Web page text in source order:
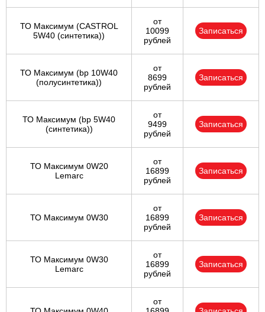
ТО Максимум (CASTROL
5W40 (синтетика))
от
10099
рублей
Записаться
ТО Максимум (bp 10W40
(полусинтетика))
от
8699
рублей
Записаться
ТО Максимум (bp 5W40
(синтетика))
от
9499
рублей
Записаться
ТО Максимум 0W20
Lemarc
от
16899
рублей
Записаться
ТО Максимум 0W30
от
16899
рублей
Записаться
ТО Максимум 0W30
Lemarc
от
16899
рублей
Записаться
от